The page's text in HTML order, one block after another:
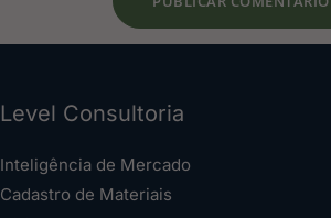
Level Consultoria
Inteligência de Mercado
Cadastro de Materiais